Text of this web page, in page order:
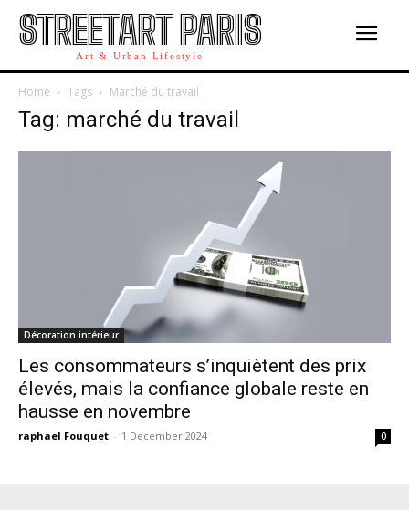
STREETART PARIS
Art & Urban Lifestyle
Home Tags Marché du travail
Tag: marché du travail
Décoration intérieur
Les consommateurs s’inquiètent des prix
élevés, mais la confiance globale reste en
hausse en novembre
raphael Fouquet - 1 December 2024 0